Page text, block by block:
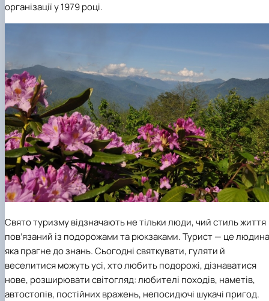
організації у 1979 році.
Свято туризму відзначають не тільки люди, чий стиль життя
пов’язаний із подорожами та рюкзаками. Турист — це
яка прагне до знань. Сьогодні святкувати, гуляти й
веселитися можуть усі, хто любить подорожі, дізнаватися
нове, розширювати світогляд: любителі походів, наметів,
автостопів, постійних вражень, непосидючі шукачі пригод.